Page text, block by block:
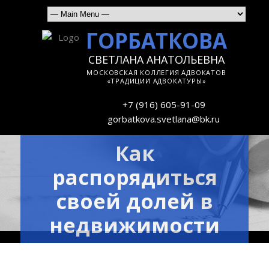
ГОРБАТКОВА
СВЕТЛАНА АНАТОЛЬЕВНА
МОСКОВСКАЯ КОЛЛЕГИЯ АДВОКАТОВ
«ТРАДИЦИИ АДВОКАТУРЫ»
+7 (916) 605-91-09
gorbatkova.svetlana@bk.ru
Как
распорядиться
своей долей в
недвижимости